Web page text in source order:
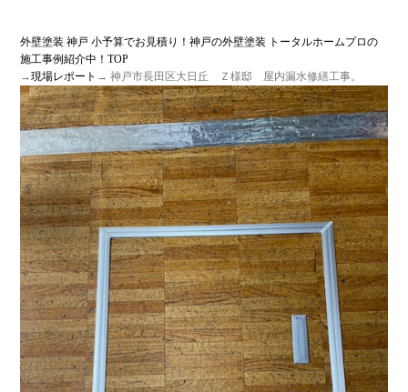
外壁塗装 神戸 小予算でお見積り！神戸の外壁塗装 トータルホームプロの
施工事例紹介中！TOP
→現場レポート → 神戸市長田区大日丘 Ｚ様邸 屋内漏水修繕工事。